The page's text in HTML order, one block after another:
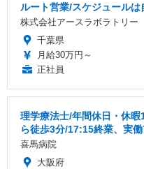
ルート営業/スケジュール
株式会社アースラボラトリー
千葉県
月給30万円～
正社員
理学療法士/年間休日・休
ら徒歩3分/17:15終業、実
喜馬病院
大阪府